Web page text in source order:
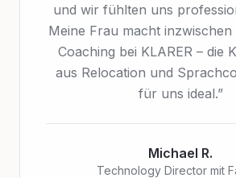
und wir fühlten uns
Meine Frau macht
Coaching bei KLARER – die
aus Relocation und
für uns ideal.”
Michael R.
Technology Director mit